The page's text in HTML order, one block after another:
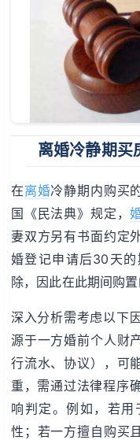
离婚冷静期买
在离婚冷静期内购买
国《民法典》规定，
妻双方另有书面约定
婚登记申请后30天
除，因此在此期间购
深入分析需考虑以下
源于一方婚前个人财
行流水、协议），可
重，需通过法律程序
响判定。例如，若
性；若一方擅自购买